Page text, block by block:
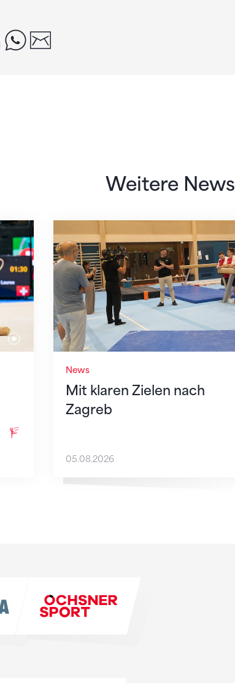
linkedinwhatsapp
Weitere News
News
Mit klaren Zielen nach
Zagreb
Mit klaren Zielen nach Zagreb
05.08.2026